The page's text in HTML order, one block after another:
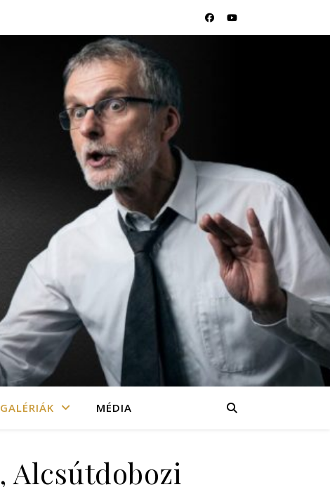
GALÉRIÁK MÉDIA
Alcsútdobozi